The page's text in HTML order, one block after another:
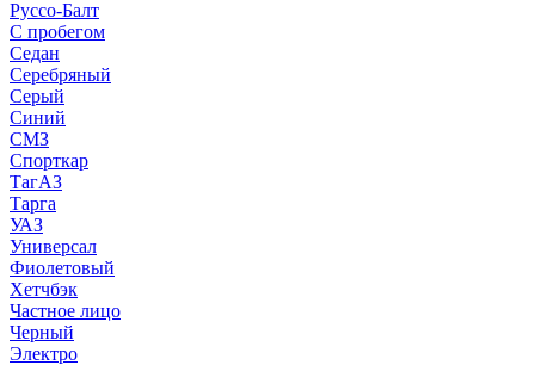
Руссо-Балт
С пробегом
Седан
Серебряный
Серый
Синий
СМЗ
Спорткар
ТагАЗ
Тарга
УАЗ
Универсал
Фиолетовый
Хетчбэк
Частное лицо
Черный
Электро